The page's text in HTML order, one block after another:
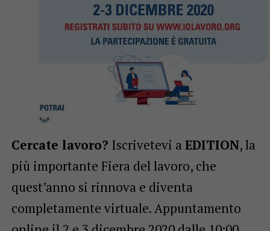
Cercate lavoro? Iscrivetevi a EDITION, la
più importante Fiera del lavoro, che
quest’anno si rinnova e diventa
completamente virtuale. Appuntamento